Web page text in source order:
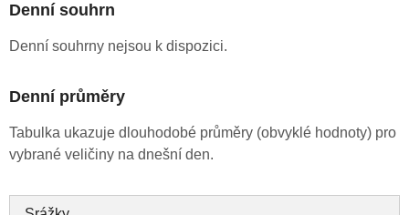
Denní souhrn
Denní souhrny nejsou k dispozici.
Denní průměry
Tabulka ukazuje dlouhodobé průměry (obvyklé hodnoty) pro
vybrané veličiny na dnešní den.